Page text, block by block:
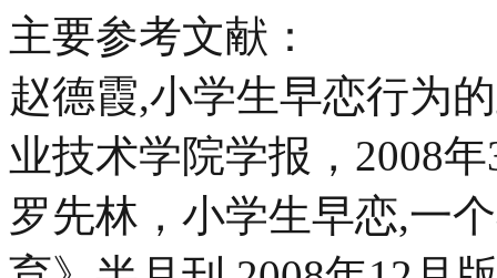
主要参考文献：
赵德霞,小学生早恋行为
业技术学院学报，2008
罗先林，小学生早恋,一